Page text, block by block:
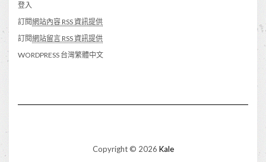
擇
登入
訂閱網站內容 RSS 資訊提供
訂閱網站留言 RSS 資訊提供
WORDPRESS 台灣繁體中文
Copyright © 2026 Kale